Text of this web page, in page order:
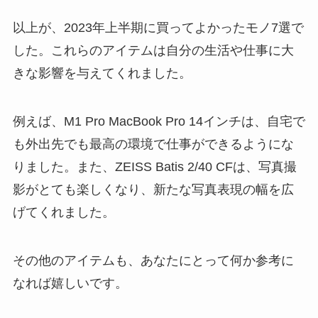
以上が、2023年上半期に買ってよかったモノ7選で
した。これらのアイテムは自分の生活や仕事に大
きな影響を与えてくれました。
例えば、M1 Pro MacBook Pro 14インチは、自宅で
も外出先でも最高の環境で仕事ができるようにな
りました。また、ZEISS Batis 2/40 CFは、写真撮
影がとても楽しくなり、新たな写真表現の幅を広
げてくれました。
その他のアイテムも、あなたにとって何か参考に
なれば嬉しいです。